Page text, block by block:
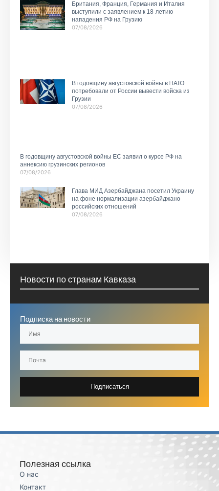
Британия, Франция, Германия и Италия
выступили с заявлением к 18-летию
нападения РФ на Грузию
07/08/2026
В годовщину августовской войны в НАТО
потребовали от России вывести войска из
Грузии
07/08/2026
В годовщину августовской войны ЕС заявил о курсе РФ на
аннексию грузинских регионов
07/08/2026
Глава МИД Азербайджана посетил Украину
на фоне нормализации азербайджано-
российских отношений
07/08/2026
Новости по странам Кавказа
Подписка на новости
Подписаться
Полезная ссылка
О нас
Контакт